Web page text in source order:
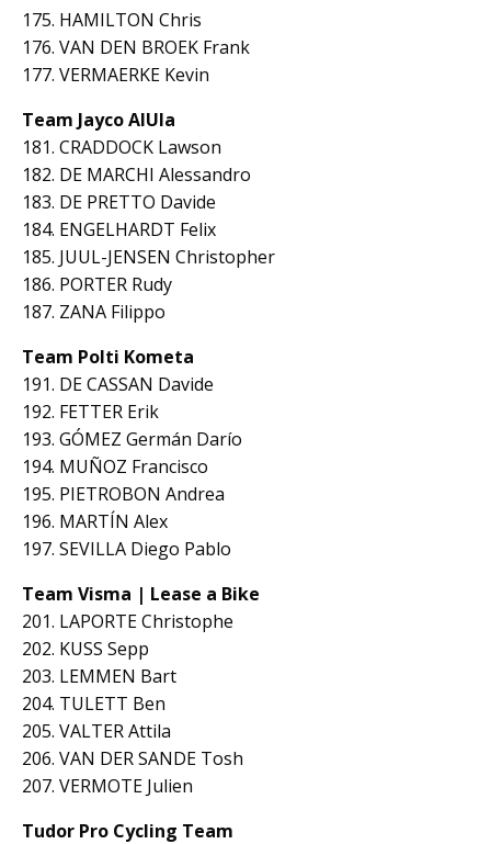
175. HAMILTON Chris
176. VAN DEN BROEK Frank
177. VERMAERKE Kevin
Team Jayco AlUla
181. CRADDOCK Lawson
182. DE MARCHI Alessandro
183. DE PRETTO Davide
184. ENGELHARDT Felix
185. JUUL-JENSEN Christopher
186. PORTER Rudy
187. ZANA Filippo
Team Polti Kometa
191. DE CASSAN Davide
192. FETTER Erik
193. GÓMEZ Germán Darío
194. MUÑOZ Francisco
195. PIETROBON Andrea
196. MARTÍN Alex
197. SEVILLA Diego Pablo
Team Visma | Lease a Bike
201. LAPORTE Christophe
202. KUSS Sepp
203. LEMMEN Bart
204. TULETT Ben
205. VALTER Attila
206. VAN DER SANDE Tosh
207. VERMOTE Julien
Tudor Pro Cycling Team